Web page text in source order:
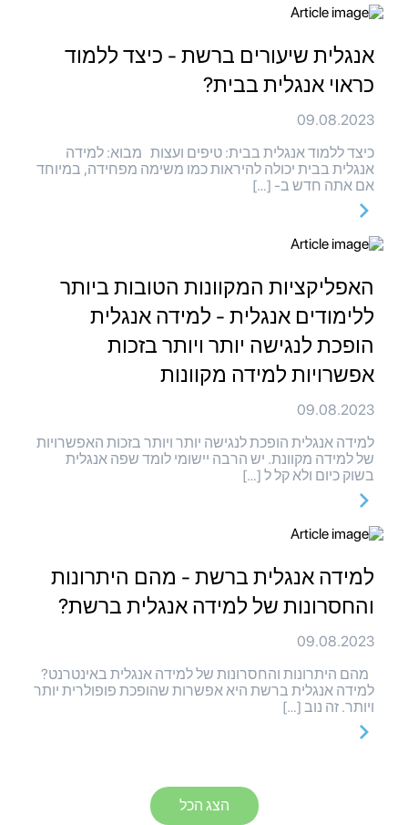
אנגלית שיעורים ברשת - כיצד ללמוד
כראוי אנגלית בבית?
09.08.2023
כיצד ללמוד אנגלית בבית: טיפים ועצות מבוא: למידה
אנגלית בבית יכולה להיראות כמו משימה מפחידה, במיוחד
אם אתה חדש ב- […]
האפליקציות המקוונות הטובות ביותר
ללימודים אנגלית - למידה אנגלית
הופכת לנגישה יותר ויותר בזכות
אפשרויות למידה מקוונות
09.08.2023
למידה אנגלית הופכת לנגישה יותר ויותר בזכות האפשרויות
של למידה מקוונת. יש הרבה יישומי לומד שפה אנגלית
בשוק כיום ולא קל ל […]
למידה אנגלית ברשת - מהם היתרונות
והחסרונות של למידה אנגלית ברשת?
09.08.2023
מהם היתרונות והחסרונות של למידה אנגלית באינטרנט?
למידה אנגלית ברשת היא אפשרות שהופכת פופולרית יותר
ויותר. זה נוב […]
הצג הכל